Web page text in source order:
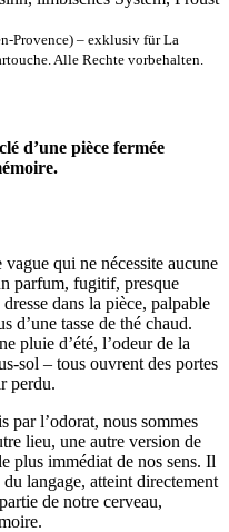
Provence) – exklusiv für La
Alle Rechte vorbehalten.
d’une pièce fermée
qui ne nécessite aucune
parfum, fugitif, presque
dans la pièce, palpable
d’une tasse de thé chaud.
pluie d’été, l’odeur de la
sol – tous ouvrent des portes
perdu.
par l’odorat, nous sommes
lieu, une autre version de
plus immédiat de nos sens. Il
langage, atteint directement
de notre cerveau,